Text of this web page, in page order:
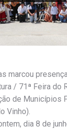
marcou
/ 71ª Feira do
de Municípios
Vinho).
dia 8 de